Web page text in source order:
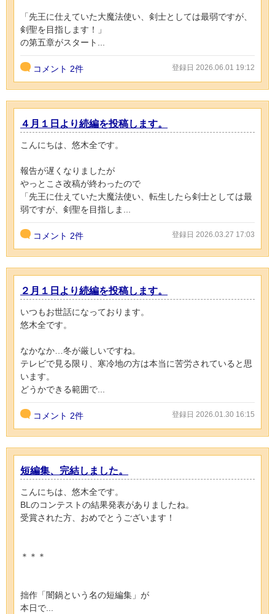
「先王に仕えていた大魔法使い、剣士としては最弱ですが、
剣聖を目指します！」
の第五章がスタート...
コメント 2件 登録日 2026.06.01 19:12
４月１日より続編を投稿します。
こんにちは、悠木全です。
報告が遅くなりましたが
やっとこさ改稿が終わったので
「先王に仕えていた大魔法使い、転生したら剣士としては最
弱ですが、剣聖を目指しま...
コメント 2件 登録日 2026.03.27 17:03
２月１日より続編を投稿します。
いつもお世話になっております。
悠木全です。
なかなか…冬が厳しいですね。
テレビで見る限り、寒冷地の方は本当に苦労されていると思
います。
どうかできる範囲で...
コメント 2件 登録日 2026.01.30 16:15
短編集、完結しました。
こんにちは、悠木全です。
BLのコンテストの結果発表がありましたね。
受賞された方、おめでとうございます！
＊＊＊
拙作「闇鍋という名の短編集」が
本日で...